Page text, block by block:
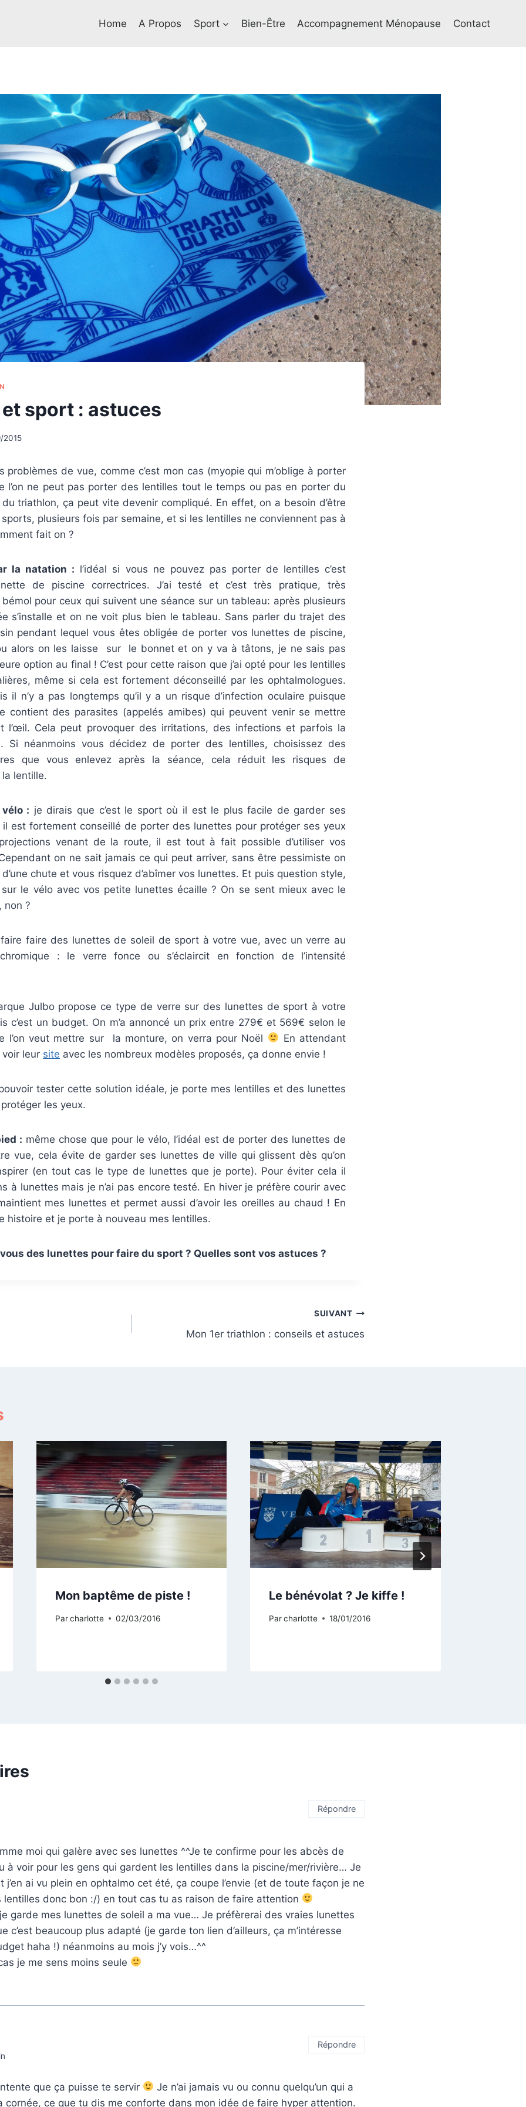
Home A Propos Sport Bien-Être Accompagnement Ménopause Contact
sport : astuces
2015
problèmes de vue, comme c’est mon cas (myopie qui m’oblige à porter
l’on ne peut pas porter des lentilles tout le temps ou pas en porter du
triathlon, ça peut vite devenir compliqué. En effet, on a besoin d’être
sports, plusieurs fois par semaine, et si les lentilles ne conviennent pas à
fait on ?
la natation : l’idéal si vous ne pouvez pas porter de lentilles c’est
de piscine correctrices. J’ai testé et c’est très pratique, très
pour ceux qui suivent une séance sur un tableau: après plusieurs
s’installe et on ne voit plus bien le tableau. Sans parler du trajet des
pendant lequel vous êtes obligée de porter vos lunettes de piscine,
alors on les laisse sur le bonnet et on y va à tâtons, je ne sais pas
option au final ! C’est pour cette raison que j’ai opté pour les lentilles
même si cela est fortement déconseillé par les ophtalmologues.
il n’y a pas longtemps qu’il y a un risque d’infection oculaire puisque
contient des parasites (appelés amibes) qui peuvent venir se mettre
l’œil. Cela peut provoquer des irritations, des infections et parfois la
Si néanmoins vous décidez de porter des lentilles, choisissez des
que vous enlevez après la séance, cela réduit les risques de
lentille.
: je dirais que c’est le sport où il est le plus facile de garder ses
est fortement conseillé de porter des lunettes pour protéger ses yeux
venant de la route, il est tout à fait possible d’utiliser vos
on ne sait jamais ce qui peut arriver, sans être pessimiste on
d’une chute et vous risquez d’abîmer vos lunettes. Et puis question style,
le vélo avec vos petite lunettes écaille ? On se sent mieux avec le
non ?
faire faire des lunettes de soleil de sport à votre vue, avec un verre au
: le verre fonce ou s’éclaircit en fonction de l’intensité
Julbo propose ce type de verre sur des lunettes de sport à votre
c’est un budget. On m’a annoncé un prix entre 279€ et 569€ selon le
l’on veut mettre sur la monture, on verra pour Noël
En attendant
leur site avec les nombreux modèles proposés, ça donne envie !
tester cette solution idéale, je porte mes lentilles et des lunettes
les yeux.
: même chose que pour le vélo, l’idéal est de porter des lunettes de
vue, cela évite de garder ses lunettes de ville qui glissent dès qu’on
(en tout cas le type de lunettes que je porte). Pour éviter cela il
à lunettes mais je n’ai pas encore testé. En hiver je préfère courir avec
mes lunettes et permet aussi d’avoir les oreilles au chaud ! En
histoire et je porte à nouveau mes lentilles.
des lunettes pour faire du sport ? Quelles sont vos astuces ?
SUIVANT
Mon 1er triathlon : conseils et astuces
Mon baptême de piste !
Par charlotte 02/03/2016
Le bénévolat ? Je kiffe !
Par charlotte 18/01/2016
moi qui galère avec ses lunettes ^^Je te confirme pour les abcès de
à voir pour les gens qui gardent les lentilles dans la piscine/mer/rivière… Je
j’en ai vu plein en ophtalmo cet été, ça coupe l’envie (et de toute façon je ne
lentilles donc bon :/) en tout cas tu as raison de faire attention
garde mes lunettes de soleil a ma vue… Je préfèrerai des vraies lunettes
c’est beaucoup plus adapté (je garde ton lien d’ailleurs, ça m’intéresse
haha !) néanmoins au mois j’y vois…^^
je me sens moins seule
Répondre
que ça puisse te servir
Je n’ai jamais vu ou connu quelqu’un qui a
cornée, ce que tu dis me conforte dans mon idée de faire hyper attention.
Répondre